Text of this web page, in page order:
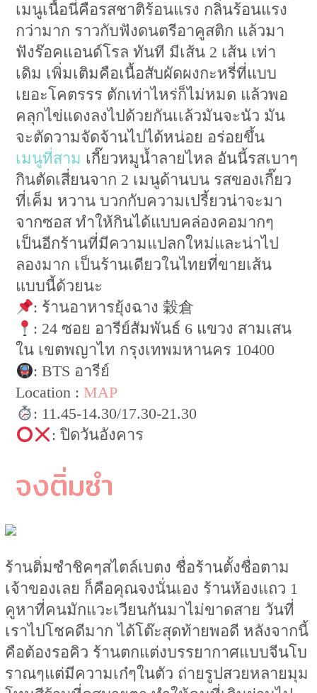
เมนูเนื้อนี่คือรสชาติร้อนแรง กลิ่นร้อนแรง
กว่ามาก ราวกับฟังดนตรีอาคูสติก แล้วมา
ฟังร๊อคแอนด์โรล ทันที มีเส้น 2 เส้น เท่า
เดิม เพิ่มเติมคือเนื้อสับผัดผงกะหรี่ที่แบบ
เยอะโคตรรร ตักเท่าไหร่ก็ไม่หมด แล้วพอ
คลุกไข่แดงลงไปด้วยกันเเล้วมันจะนัว มัน
จะตัดวามจัดจ้านไปได้หน่อย อร่อยขึ้น
เมนูที่สาม เกี๊ยวหมูน้ำลายไหล อันนี้รสเบาๆ
กินตัดเสี่ยนจาก 2 เมนูด้านบน รสของเกี๊ยว
ที่เค็ม หวาน บวกกับความเปรี้ยวน่าจะมา
จากซอส ทำให้กินได้แบบคล่องคอมากๆ
เป็นอีกร้านที่มีความแปลกใหม่และน่าไป
ลองมาก เป็นร้านเดียวในไทยที่ขายเส้น
แบบนี้ด้วยนะ
: ร้านอาหารยุ้งฉาง 穀倉
: 24 ซอย อารีย์สัมพันธ์ 6 แขวง สามเสน
ใน เขตพญาไท กรุงเทพมหานคร 10400
: BTS อารีย์
Location :MAP
: 11.45-14.30/17.30-21.30
: ปิดวันอังคาร
จงติ่มซำ
ร้านติ่มซำชิคๆสไตล์เบตง ชื่อร้านตั้งชื่อตาม
เจ้าของเลย ก็คือคุณจงนั่นเอง ร้านห้องแถว 1
คูหาที่คนมักแวะเวียนกันมาไม่ขาดสาย วันที่
เราไปโชคดีมาก ได้โต๊ะสุดท้ายพอดี หลังจากนี้
คือต้องรอคิว ร้านตกแต่งบรรยากาศแบบจีนโบ
ราณๆแต่มีความเก๋ๆในตัว ถ่ายรูปสวยหลายมุม